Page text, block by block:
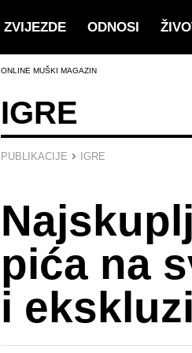
ZVIJEZDE ODNOSI
ONLINE MUŠKI MAGAZIN
IGRE
PUBLIKACIJE › IGRE
pića na
i